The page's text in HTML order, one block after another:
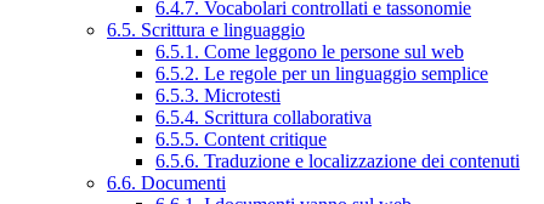
6.4.7. Vocabolari controllati e tassonomie
6.5. Scrittura e linguaggio
6.5.1. Come leggono le persone sul web
6.5.2. Le regole per un linguaggio semplice
6.5.3. Microtesti
6.5.4. Scrittura collaborativa
6.5.5. Content critique
6.5.6. Traduzione e localizzazione dei contenuti
6.6. Documenti